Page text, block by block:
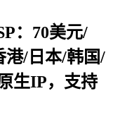
：70美元/
港/日本/韩国/
生IP，支持